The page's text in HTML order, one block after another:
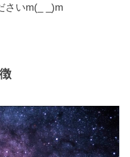
さいm(_ _)m